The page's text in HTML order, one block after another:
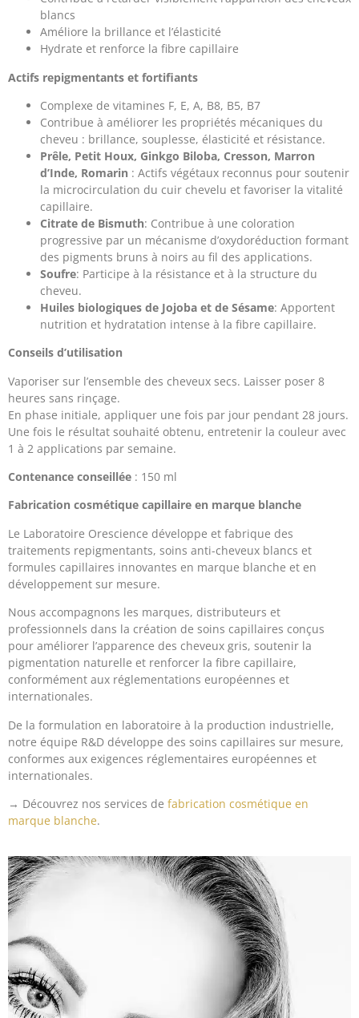
blancs
Améliore la brillance et l’élasticité
Hydrate et renforce la fibre capillaire
Actifs repigmentants et fortifiants
Complexe de vitamines F, E, A, B8, B5, B7
Contribue à améliorer les propriétés mécaniques du
cheveu : brillance, souplesse, élasticité et résistance.
Prêle, Petit Houx, Ginkgo Biloba, Cresson, Marron
d’Inde, Romarin : Actifs végétaux reconnus pour soutenir
la microcirculation du cuir chevelu et favoriser la vitalité
capillaire.
Citrate de Bismuth: Contribue à une coloration
progressive par un mécanisme d’oxydoréduction formant
des pigments bruns à noirs au fil des applications.
Soufre: Participe à la résistance et à la structure du
cheveu.
Huiles biologiques de Jojoba et de Sésame: Apportent
nutrition et hydratation intense à la fibre capillaire.
Conseils d’utilisation
Vaporiser sur l’ensemble des cheveux secs. Laisser poser 8
heures sans rinçage.
En phase initiale, appliquer une fois par jour pendant 28 jours.
Une fois le résultat souhaité obtenu, entretenir la couleur avec
1 à 2 applications par semaine.
Contenance conseillée : 150 ml
Fabrication cosmétique capillaire en marque blanche
Le Laboratoire Orescience développe et fabrique des
traitements repigmentants, soins anti-cheveux blancs et
formules capillaires innovantes en marque blanche et en
développement sur mesure.
Nous accompagnons les marques, distributeurs et
professionnels dans la création de soins capillaires conçus
pour améliorer l’apparence des cheveux gris, soutenir la
pigmentation naturelle et renforcer la fibre capillaire,
conformément aux réglementations européennes et
internationales.
De la formulation en laboratoire à la production industrielle,
notre équipe R&D développe des soins capillaires sur mesure,
conformes aux exigences réglementaires européennes et
internationales.
→ Découvrez nos services de fabrication cosmétique en
marque blanche.